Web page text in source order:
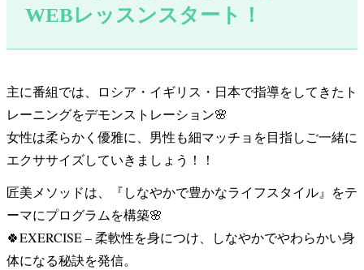
WEBレッスンスタート！
主に番組では、ロシア・イギリス・日本で指導をしてきたト
レーニングをデモンストレーション🌸
女性は柔らかく優雅に、男性も細マッチョを目指しご一緒に
エクササイズしていきましょう！！
匠美メソッドは、『しなやかで豊かなライフスタイル』をテ
ーマにプログラムを構築🌸
🍀EXERCISE – 柔軟性を身につけ、しなやかでやわらかい身
体になる秘訣を発信。